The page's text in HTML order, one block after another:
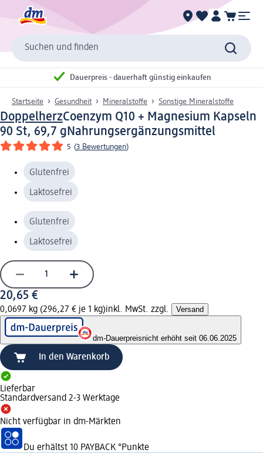
Suchen und finden
Dauerpreis - dauerhaft günstig einkaufen
Startseite Gesundheit Mineralstoffe Sonstige Mineralstoffe
DoppelherzCoenzym Q10 + Magnesium Kapseln
90 St, 69,7 gNahrungsergänzungsmittel
5 (3 Bewertungen)
Glutenfrei
Laktosefrei
Glutenfrei
Laktosefrei
20,65 €
0,0697 kg (296,27 € je 1 kg)inkl. MwSt. zzgl. Versand
dm-Dauerpreisnicht erhöht seit 06.06.2025
In den Warenkorb
Lieferbar
Standardversand 2-3 Werktage
Nicht verfügbar in dm-Märkten
Du erhältst 10 PAYBACK °Punkte